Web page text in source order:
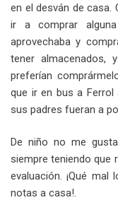
en el desván de casa.
ir a comprar
aprovechaba y
tener almacenados,
preferían
que ir en bus a
sus padres fueran a
De niño no me
siempre teniendo que
evaluación. ¡Qué
notas a casa!.